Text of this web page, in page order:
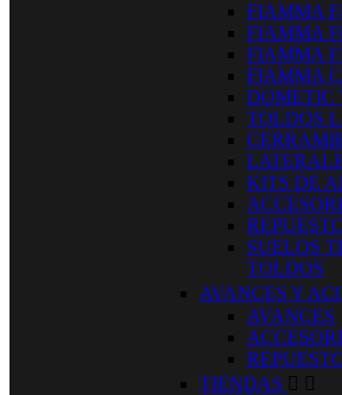
FIAMMA
FIAMMA
FIAMMA
FIAMMA
DOMETIC
TOLDOS
KITS DE
SUELOS
TOLDOS
AVANCES Y
AVANCES
TIENDAS  